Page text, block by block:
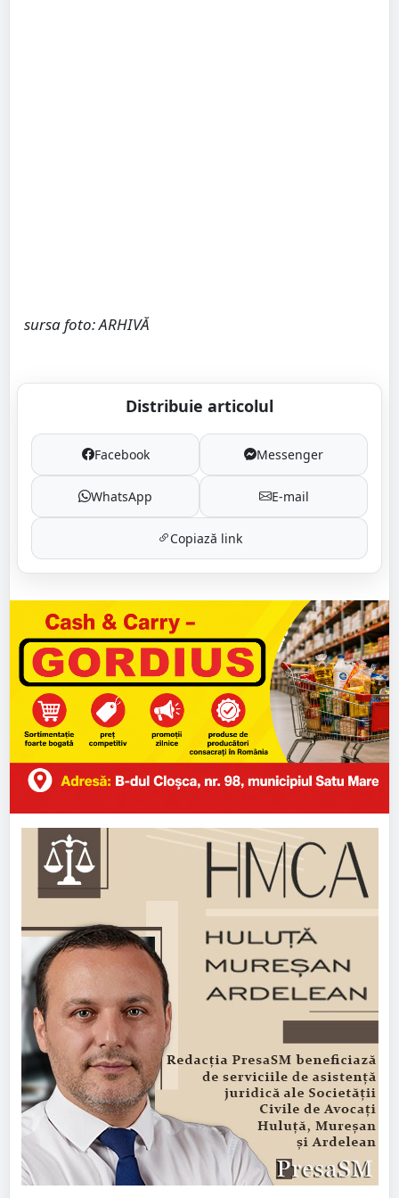
sursa foto: ARHIVĂ
Distribuie articolul
Facebook Messenger
WhatsApp E-mail
Copiază link